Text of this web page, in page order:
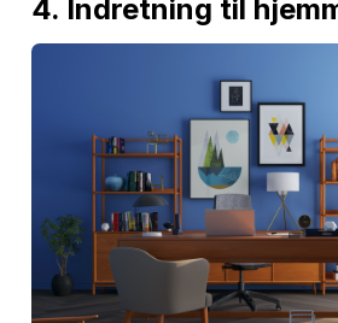
4. Indretning til